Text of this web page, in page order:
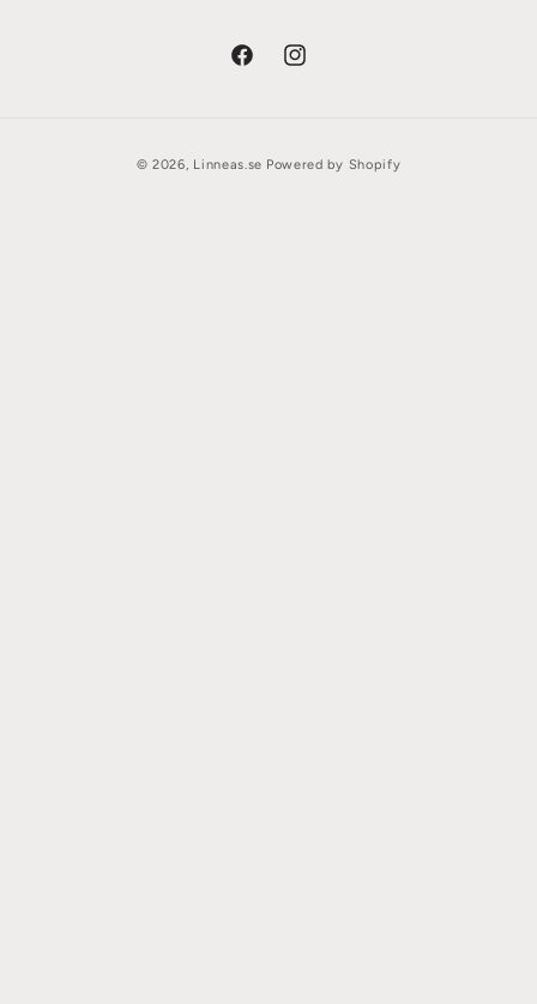
FacebookInstagram
© 2026, Linneas.se Powered by Shopify